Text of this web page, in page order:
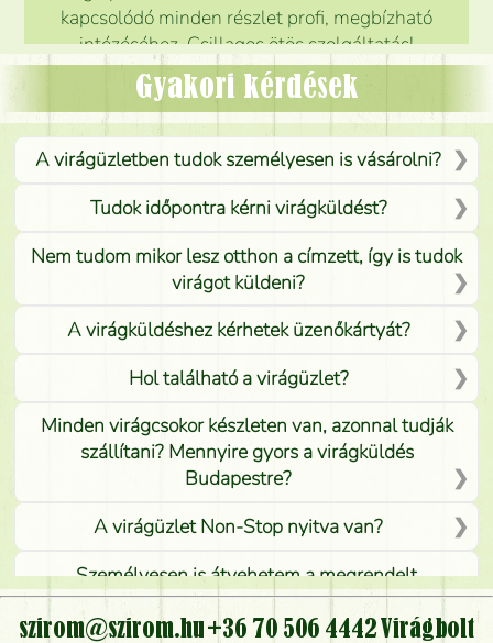
kapcsolódó minden részlet profi, megbízható
intézéséhez. Csillagos ötös szolgáltatás!
Mónika
Gyakori kérdések
A virágüzletben tudok személyesen is vásárolni?
Tudok időpontra kérni virágküldést?
Nem tudom mikor lesz otthon a címzett, így is tudok
virágot küldeni?
A virágküldéshez kérhetek üzenőkártyát?
Hol található a virágüzlet?
Minden virágcsokor készleten van, azonnal tudják
szállítani? Mennyire gyors a virágküldés
Budapestre?
A virágüzlet Non-Stop nyitva van?
Személyesen is átvehetem a megrendelt
virágcsokrot, vagy csak virágküldéssel, kiszállítással
kérhető?
szirom@szirom.hu+36 70 506 4442Virágbolt